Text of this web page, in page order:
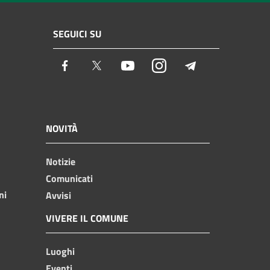
SEGUICI SU
Facebook Twitter YoutubeInstagram
NOVITÀ
Notizie
Comunicati
Avvisi
VIVERE IL COMUNE
Luoghi